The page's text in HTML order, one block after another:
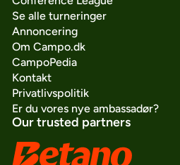
Se alle turneringer
Annoncering
Om Campo.dk
CampoPedia
Kontakt
Privatlivspolitik
Er du vores nye ambassadør?
Our trusted partners